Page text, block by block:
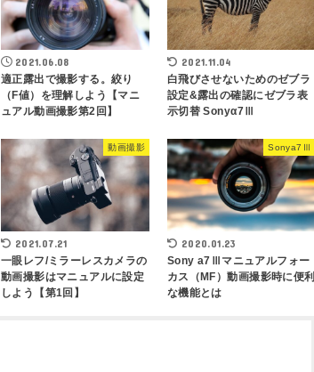
2021.06.08
適正露出で撮影する。絞り
（F値）を理解しよう【マニ
ュアル動画撮影第2回】
2021.11.04
白飛びさせないためのゼブラ
設定&露出の確認にゼブラ表
示切替 Sonyα7Ⅲ
動画撮影
2021.07.21
一眼レフ/ミラーレスカメラの
動画撮影はマニュアルに設定
しよう【第1回】
Sonya7Ⅲ
2020.01.23
Sony a7Ⅲマニュアルフォー
カス（MF）動画撮影時に便利
な機能とは